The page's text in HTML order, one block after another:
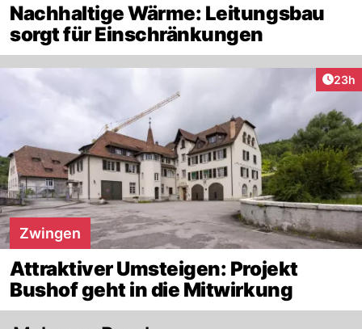
Nachhaltige Wärme: Leitungsbau
sorgt für Einschränkungen
23h
Zwingen
Attraktiver Umsteigen: Projekt
Bushof geht in die Mitwirkung